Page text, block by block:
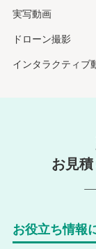
実写動画
ドローン撮影
インタラクティブ
お見
お役立ち情報